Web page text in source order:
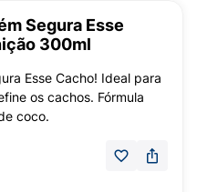
Segura Esse
300ml
Esse Cacho! Ideal para
os cachos. Fórmula
coco.